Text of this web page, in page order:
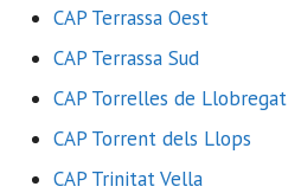
CAP Terrassa Oest
CAP Terrassa Sud
CAP Torrelles de Llobregat
CAP Torrent dels Llops
CAP Trinitat Vella